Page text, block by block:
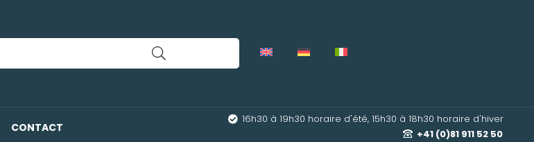
CONTACT
16h30 à 19h30 horaire d'été, 15h30 à 18h30 horaire d'hiver
+41 (0)81 911 52 50